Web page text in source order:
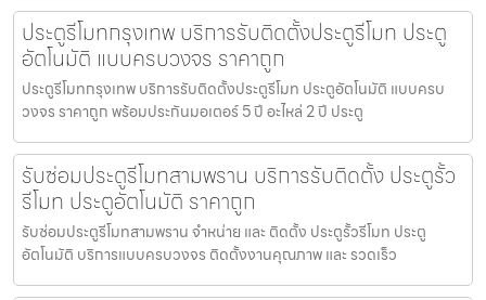
ประตูรีโมทกรุงเทพ บริการรับติดตั้งประตูรีโมท ประตู
อัตโนมัติ แบบครบวงจร ราคาถูก
ประตูรีโมทกรุงเทพ บริการรับติดตั้งประตูรีโมท ประตูอัตโนมัติ แบบครบ
วงจร ราคาถูก พร้อมประกันมอเตอร์ 5 ปี อะไหล่ 2 ปี ประตู
รับซ่อมประตูรีโมทสามพราน บริการรับติดตั้ง ประตูรั้ว
รีโมท ประตูอัตโนมัติ ราคาถูก
รับซ่อมประตูรีโมทสามพราน จำหน่าย และ ติดตั้ง ประตูรั้วรีโมท ประตู
อัตโนมัติ บริการแบบครบวงจร ติดตั้งงานคุณภาพ และ รวดเร็ว